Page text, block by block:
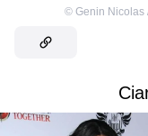
© Genin Nicolas